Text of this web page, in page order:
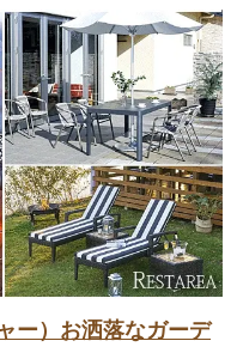
ー）お洒落なガーデ